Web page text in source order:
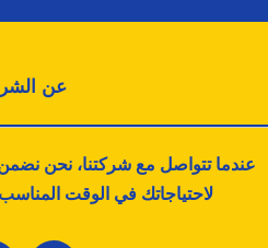
عن
عندما تتواصل مع شركتنا، نحن
لاحتياجاتك في الوقت